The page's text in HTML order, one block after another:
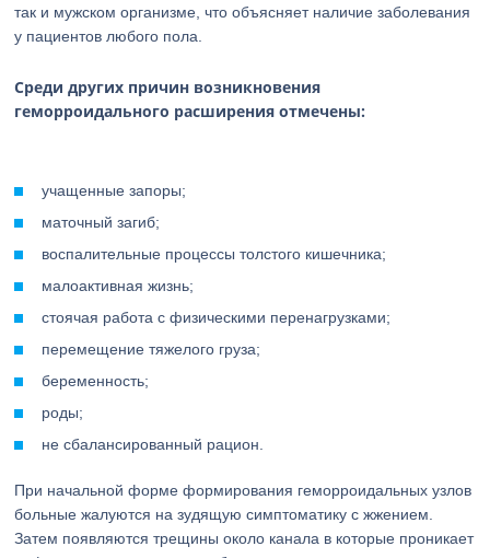
так и мужском организме, что объясняет наличие заболевания
у пациентов любого пола.
Среди других причин возникновения
геморроидального расширения отмечены:
учащенные запоры;
маточный загиб;
воспалительные процессы толстого кишечника;
малоактивная жизнь;
стоячая работа с физическими перенагрузками;
перемещение тяжелого груза;
беременность;
роды;
не сбалансированный рацион.
При начальной форме формирования геморроидальных узлов
больные жалуются на зудящую симптоматику с жжением.
Затем появляются трещины около канала в которые проникает